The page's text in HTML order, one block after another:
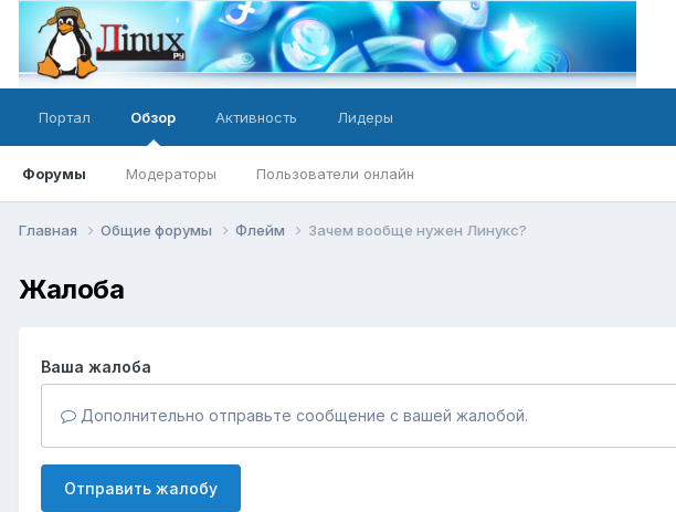
Портал Обзор
Форумы Модераторы Пользователи онлайн
Активность Лидеры
Главная Общие форумы Флейм Зачем вообще нужен Линукс?
Жалоба
Ваша жалоба
Дополнительно отправьте сообщение с вашей жалобой.
Отправить жалобу